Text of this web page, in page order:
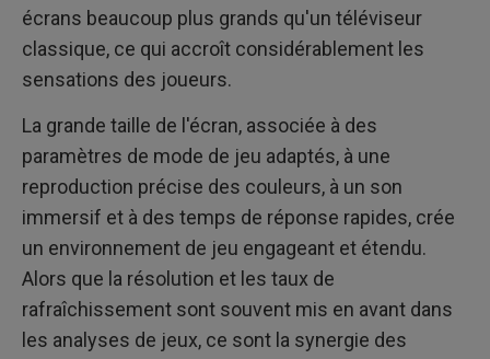
écrans beaucoup plus grands qu'un téléviseur
classique, ce qui accroît considérablement les
sensations des joueurs.
La grande taille de l'écran, associée à des
paramètres de mode de jeu adaptés, à une
reproduction précise des couleurs, à un son
immersif et à des temps de réponse rapides, crée
un environnement de jeu engageant et étendu.
Alors que la résolution et les taux de
rafraîchissement sont souvent mis en avant dans
les analyses de jeux, ce sont la synergie des